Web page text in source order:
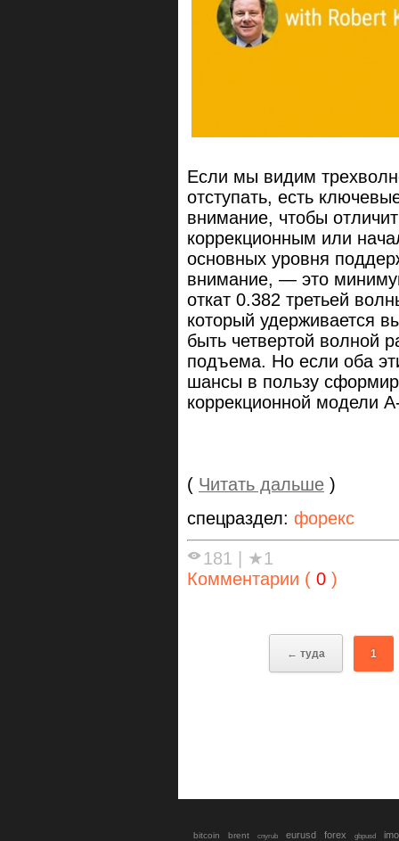
Если мы видим
отступать, есть
внимание, чтобы
коррекционным или
основных уровня
внимание, — это
откат 0.382 третьей
который удерживается
быть четвертой волной
подъема. Но если оба
шансы в пользу
коррекционной модели
( Читать дальше )
спецраздел: форекс
181
★1
Комментарии ( 0 )
← туда 1
bitcoin brent cnyrub eurusd forex gbpusd